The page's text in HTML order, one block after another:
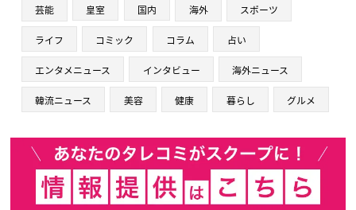
芸能 皇室 国内 海外 スポーツ
ライフ コミック コラム 占い
エンタメニュース インタビュー 海外ニュース
韓流ニュース 美容 健康 暮らし グルメ